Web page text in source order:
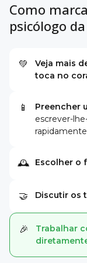
Como
psicólogo
💚
Veja mais
toca no
📱 Preencher
escrever-
🕰 Escolher o
🤝 Discutir os
🎉
Trabalhar